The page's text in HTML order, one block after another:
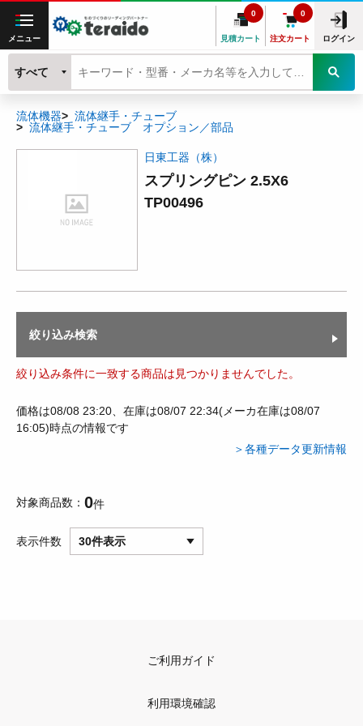
メニュー 見積カート
0
注文カート
0
ログイン
すべて
流体機器
流体継手・チューブ
流体継手・チューブ オプション／部品
日東工器（株）
スプリングピン 2.5X6
TP00496
絞り込み検索
絞り込み条件に一致する商品は見つかりませんでした。
価格は08/08 23:20、在庫は08/07 22:34(メーカ在庫は08/07
16:05)時点の情報です
＞各種データ更新情報
対象商品数 0件
表示件数 30件表示
ご利用ガイド
利用環境確認